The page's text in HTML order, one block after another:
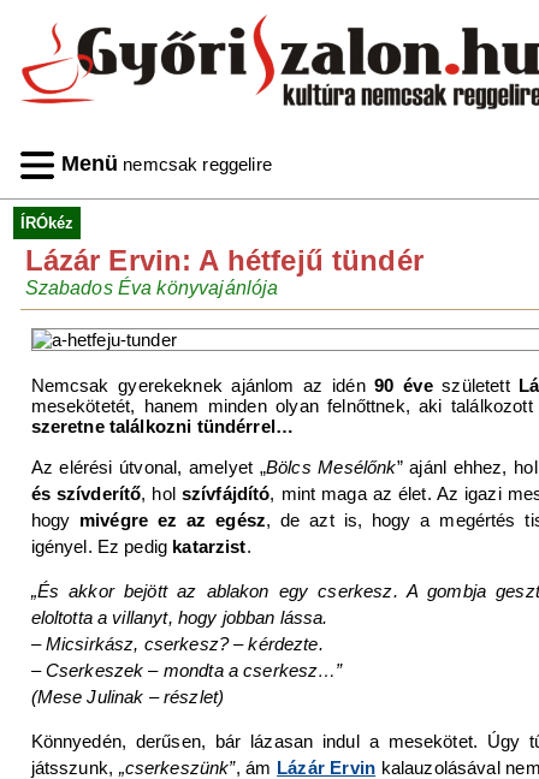
Menü nemcsak reggelire
ÍRÓkéz
Lázár Ervin: A hétfejű tündér
Szabados Éva könyvajánlója
Nemcsak gyerekeknek ajánlom az idén90 éveszületett
mesekötetét, hanem minden olyan felnőttnek, aki
szeretne találkozni tündérrel…
Az elérési útvonal, amelyet „Bölcs Mesélőnk” ajánl ehhez, hol
és szívderítő, hol szívfájdító, mint maga az élet. Az igazi
hogy mivégre ez az egész, de azt is, hogy a megértés
igényel. Ez pedig katarzist.
„És akkor bejött az ablakon egy cserkesz. A gombja
eloltotta a villanyt, hogy jobban lássa.
– Micsirkász, cserkesz? – kérdezte.
– Cserkeszek – mondta a cserkesz…”
(Mese Julinak – részlet)
Könnyedén, derűsen, bár lázasan indul a mesekötet. Úgy
játsszunk, „cserkeszünk”, ám Lázár Ervin kalauzolásával